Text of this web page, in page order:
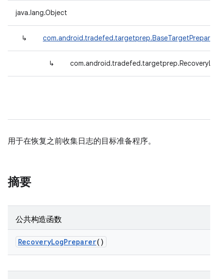
java.lang.Object
↳ com.android.tradefed.targetprep.BaseTargetPreparer
↳
用于在恢复之前收集日志的目标准备程序。
摘要
公共构造函数
RecoveryLogPreparer()